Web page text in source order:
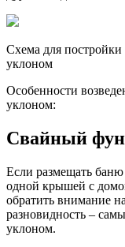
Схема для постройки
уклоном
Особенности
уклоном:
Свайный
Если размещать
одной крышей с
обратить внимание
разновидность –
уклоном.